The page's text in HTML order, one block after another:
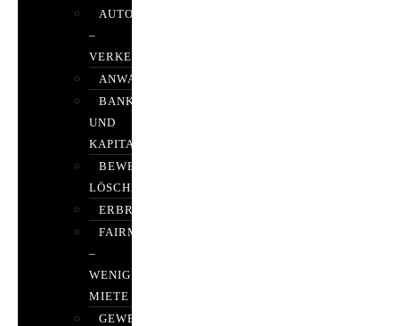
AUTOBETRUG
–
VERKEHRSRECHT
ANWALTSHAFTUNGSRECHT
BANK-
UND
KAPITALMARKTRECHT
BEWERTUNGEN
LÖSCHEN
ERBRECHT
FAIRMIETEN
–
WENIGER
MIETE
GEWERBERECHT